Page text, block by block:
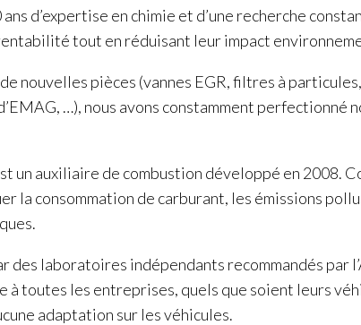
d’expertise en chimie et d’une recherche
tout en réduisant leur impact
nouvelles pièces (vannes EGR, filtres à
…), nous avons constamment perfectionné
un auxiliaire de combustion développé en 2008.
la consommation de carburant, les émissions
des laboratoires indépendants recommandés par
toutes les entreprises, quels que soient leurs
adaptation sur les véhicules.